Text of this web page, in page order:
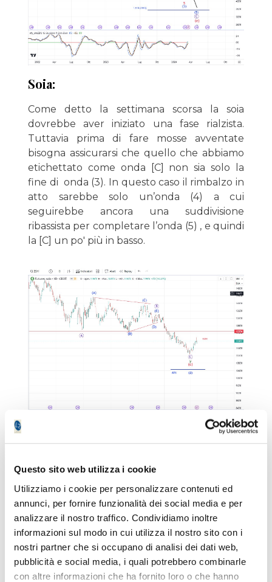
Questo sito web utilizza i cookie
Utilizziamo i cookie per personalizzare contenuti ed
annunci, per fornire funzionalità dei social media e per
analizzare il nostro traffico. Condividiamo inoltre
informazioni sul modo in cui utilizza il nostro sito con i
nostri partner che si occupano di analisi dei dati web,
pubblicità e social media, i quali potrebbero combinarle
con altre informazioni che ha fornito loro o che hanno
Soia:
Come detto la settimana scorsa la soia
dovrebbe aver iniziato una fase rialzista.
Tuttavia prima di fare mosse avventate
bisogna assicurarsi che quello che abbiamo
etichettato come onda [C] non sia solo la
fine di onda (3). In questo caso il rimbalzo in
atto sarebbe solo un’onda (4) a cui
seguirebbe ancora una suddivisione
ribassista per completare l’onda (5) , e quindi
la [C] un po' più in basso.
I prezzi del grano devono completare una
sequenza (3)-(4)-(5) al ribasso per poter
completare l’onda [C].